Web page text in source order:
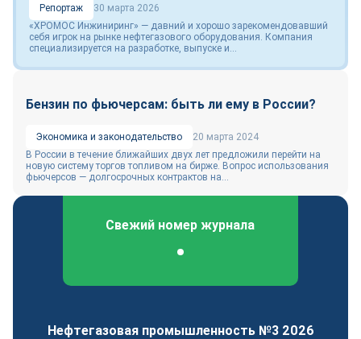
Репортаж
30 марта 2026
«ХРОМОС Инжиниринг» — давний и хорошо зарекомендовавший
себя игрок на рынке нефтегазового оборудования. Компания
специализируется на разработке, выпуске и...
Бензин по фьючерсам: быть ли ему в России?
Экономика и законодательство
20 марта 2024
В России в течение ближайших двух лет предложили перейти на
новую систему торгов топливом на бирже. Вопрос использования
фьючерсов — долгосрочных контрактов на...
Свежий номер журнала
Нефтегазовая промышленность №3 2026